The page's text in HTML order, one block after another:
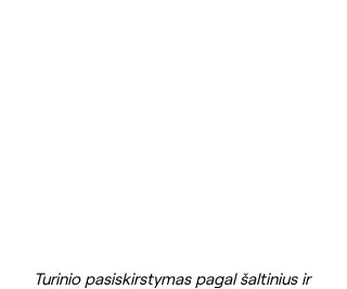
Turinio pasiskirstymas pagal šaltinius ir